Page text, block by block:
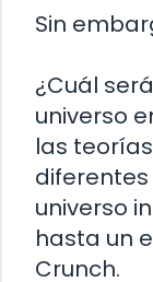
Sin
¿Cuál
universo
las
universo
hasta un
Crunch.